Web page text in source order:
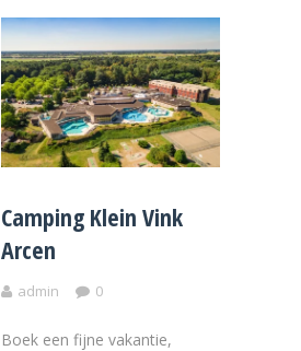
Camping Klein Vink
Arcen
admin 0
Boek een fijne vakantie,